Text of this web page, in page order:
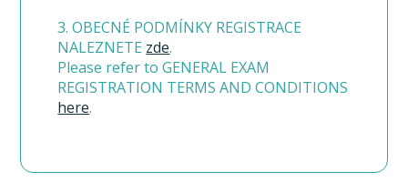
3. OBECNÉ PODMÍNKY REGISTRACE
NALEZNETE zde.
Please refer to GENERAL EXAM
REGISTRATION TERMS AND CONDITIONS
here.